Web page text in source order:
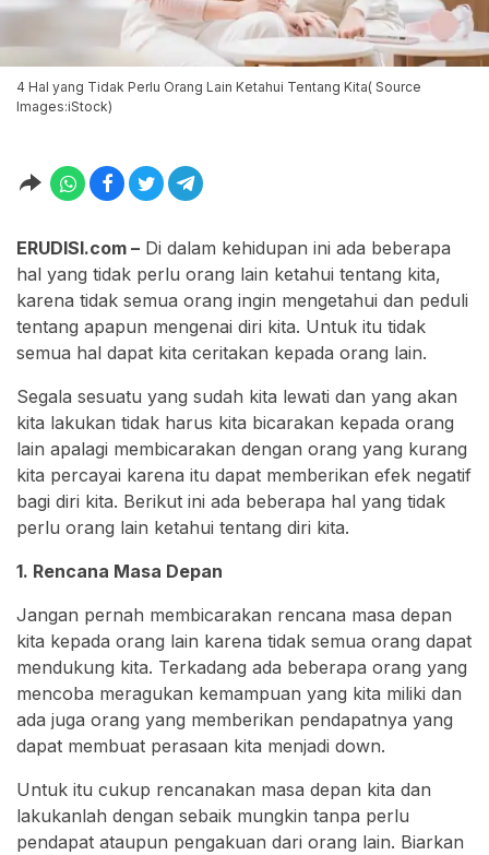
4 Hal yang Tidak Perlu Orang Lain Ketahui Tentang Kita( Source
Images:iStock)
ERUDISI.com – Di dalam kehidupan ini ada beberapa
hal yang tidak perlu orang lain ketahui tentang kita,
karena tidak semua orang ingin mengetahui dan peduli
tentang apapun mengenai diri kita. Untuk itu tidak
semua hal dapat kita ceritakan kepada orang lain.
Segala sesuatu yang sudah kita lewati dan yang akan
kita lakukan tidak harus kita bicarakan kepada orang
lain apalagi membicarakan dengan orang yang kurang
kita percayai karena itu dapat memberikan efek negatif
bagi diri kita. Berikut ini ada beberapa hal yang tidak
perlu orang lain ketahui tentang diri kita.
1. Rencana Masa Depan
Jangan pernah membicarakan rencana masa depan
kita kepada orang lain karena tidak semua orang dapat
mendukung kita. Terkadang ada beberapa orang yang
mencoba meragukan kemampuan yang kita miliki dan
ada juga orang yang memberikan pendapatnya yang
dapat membuat perasaan kita menjadi down.
Untuk itu cukup rencanakan masa depan kita dan
lakukanlah dengan sebaik mungkin tanpa perlu
pendapat ataupun pengakuan dari orang lain. Biarkan